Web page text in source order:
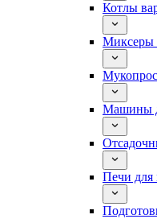
Котлы
Миксеры
Машины
Печи для